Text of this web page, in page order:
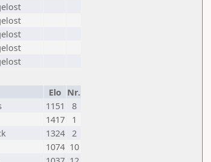
Elo Nr.
1151
8
1417
1
1324 2
1074 10